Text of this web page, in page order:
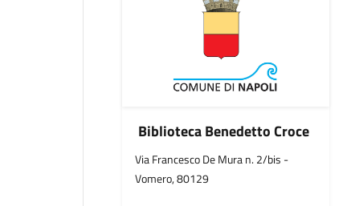
Biblioteca Benedetto Croce
Via Francesco De Mura n. 2/bis -
Vomero, 80129